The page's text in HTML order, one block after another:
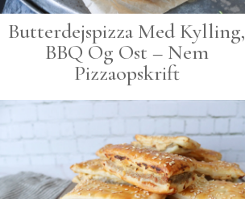
Butterdejspizza Med Kylling,
BBQ Og Ost – Nem
Pizzaopskrift